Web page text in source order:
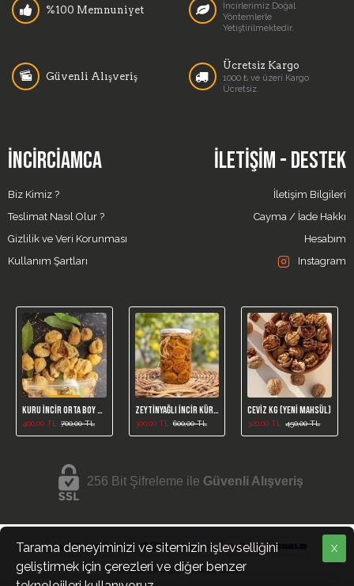
%100 Memnuniyet
İncirlerimiz Doğal
Yöntemlerle
Yetiştirilmektedir.
Güvenli Alışveriş
Ücretsiz Kargo
1000 ₺ ve üzeri Kargo
Ücretsiz.
İNCIRCIAMCA
Biz Kimiz ?
Teslimat Nasıl Olur ?
Gizlilik ve Veri Korunması
Kullanım Şartları
İLETIŞIM - DESTEK
İletişim Bilgileri
Cayma / İade Hakkı
Hesabım
Instagram
Kuru İncir Orta Boy 1kg (Yeni Mahsül)
400,00 TL 700,00 TL
Zeytinyağlı İncir Kürü /650 Gr
300,00 TL 600,00 TL
Ceviz Kg (Yeni Mahsül)
320,00 TL 450,00 TL
256 Bit Şifreleme ile Güvenli Alışveriş
incirciamca.com © 2025, Tüm Hakları Saklıdır.
X
Tarama deneyiminizi ve sitemizin işlevselliğini
geliştirmek için çerezleri ve diğer benzer